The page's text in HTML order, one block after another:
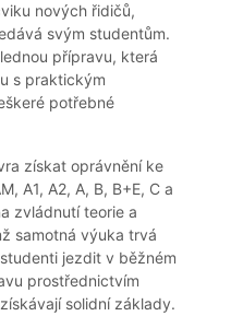
nových řidičů,
svým studentům.
přípravu, která
s praktickým
potřebné
získat oprávnění ke
A1, A2, A, B, B+E, C a
zvládnutí teorie a
samotná výuka trvá
jezdit v běžném
prostřednictvím
solidní základy.